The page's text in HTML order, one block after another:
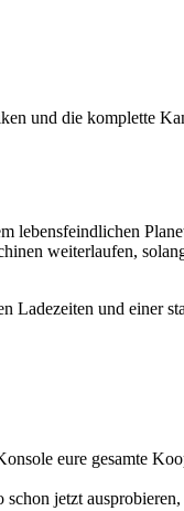
und die komplette
weiterlaufen,
und einer
eure gesamte
jetzt